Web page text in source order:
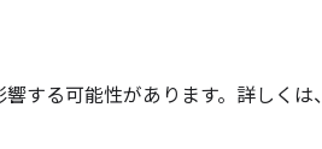
する可能性があります。詳しくは、